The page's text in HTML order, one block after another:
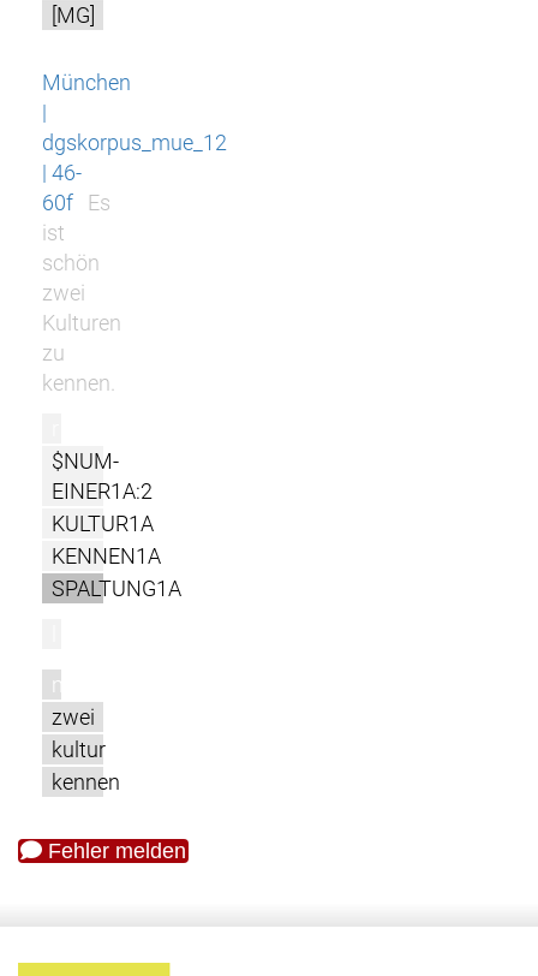
[MG]
München
|
dgskorpus_mue_12
| 46-
60f
Es
ist
schön
zwei
Kulturen
zu
kennen.
$NUM-
EINER1A:2
KULTUR1A
KENNEN1A
SPALTUNG1A
m
zwei
kultur
kennen
Fehler melden